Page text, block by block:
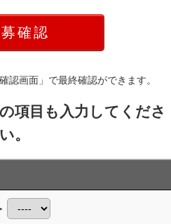
認画面」で最終確認ができます。
項目も入力してくださ
い。